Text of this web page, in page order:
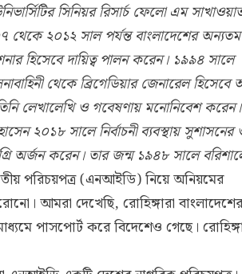
সিনিয়র রিসার্চ ফেলো এম
থেকে ২০১২ সাল পর্যন্ত বাংলাদেশের অন্যতম
হিসেবে দায়িত্ব পালন করেন। ১৯৯৪ সালে
থেকে ব্রিগেডিয়ার জেনারেল
লেখালেখি ও গবেষণায় মনোনিবেশ
২০১৮ সালে নির্বাচনী ব্যবস্থায়
অর্জন করেন। তার জন্ম ১৯৪৮ সালে
পরিচয়পত্র (এনআইডি) নিয়ে অনিয়মের
আমরা দেখেছি, রোহিঙ্গারা
পাসপোর্ট করে বিদেশেও গেছে।